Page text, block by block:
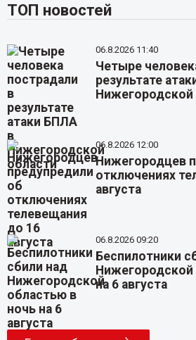
ТОП новостей
06.8.2026 11:40
Четыре
результате
Нижегородской
06.8.2026 12:00
Нижегородцев
отключениях
августа
06.8.2026 09:20
Беспилотники
Нижегородской
на 6 августа